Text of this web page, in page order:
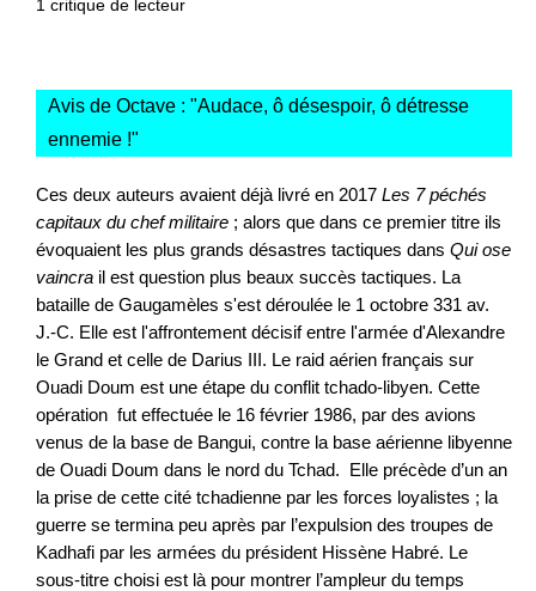
1 critique de lecteur
Avis de Octave : "Audace, ô désespoir, ô détresse
ennemie !"
Ces deux auteurs avaient déjà livré en 2017 Les 7 péchés
capitaux du chef militaire ; alors que dans ce premier titre ils
évoquaient les plus grands désastres tactiques dans Qui ose
vaincra il est question plus beaux succès tactiques. La
bataille de Gaugamèles s'est déroulée le 1 octobre 331 av.
J.-C. Elle est l'affrontement décisif entre l'armée d'Alexandre
le Grand et celle de Darius III. Le raid aérien français sur
Ouadi Doum est une étape du conflit tchado-libyen. Cette
opération fut effectuée le 16 février 1986, par des avions
venus de la base de Bangui, contre la base aérienne libyenne
de Ouadi Doum dans le nord du Tchad. Elle précède d’un an
la prise de cette cité tchadienne par les forces loyalistes ; la
guerre se termina peu après par l’expulsion des troupes de
Kadhafi par les armées du président Hissène Habré. Le
sous-titre choisi est là pour montrer l’ampleur du temps